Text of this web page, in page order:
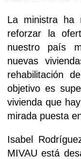
La ministra ha
reforzar la
nuestro país
nuevas
rehabilitación
objetivo es
vivienda que
mirada puesta
Isabel
MIVAU está